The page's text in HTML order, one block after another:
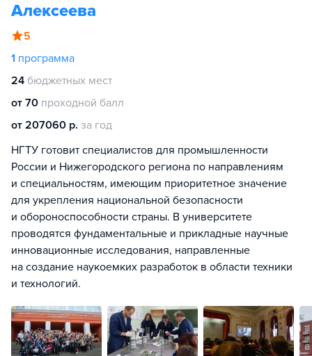
Алексеева
5
1 программа
24 бюджетных мест
от 70 проходной балл
от 207060 р. за год
НГТУ готовит специалистов для промышленности
России и Нижегородского региона по направлениям
и специальностям, имеющим приоритетное значение
для укрепления национальной безопасности
и обороноспособности страны. В университете
проводятся фундаментальные и прикладные научные
инновационные исследования, направленные
на создание наукоемких разработок в области техники
и технологий.